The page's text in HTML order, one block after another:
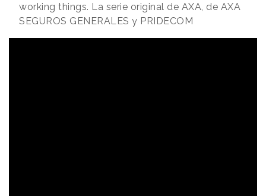
working things. La serie original de AXA, de AXA
SEGUROS GENERALES y PRIDECOM